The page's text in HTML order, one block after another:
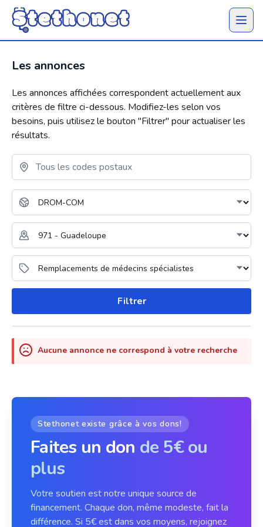
Ouvrir
Les annonces
Les annonces affichées correspondent actuellement aux
critères de filtre ci-dessous. Modifiez-les selon vos
besoins, puis utilisez le bouton "Filtrer" pour actualiser les
résultats.
Filtrer
Aucune annonce ne correspond à votre recherche
Stethonet existe grâce à vos dons!
Faites un don de 5€ ou
plus
Votre soutien est notre unique source de
financement. Chaque don, même modeste, fait la
différence. Si 5€ est dans vos moyens, rejoignez